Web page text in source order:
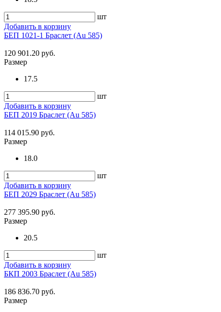
шт
Добавить в корзину
БЕП 1021-1 Браслет (Au 585)
120 901.20 руб.
Размер
17.5
шт
Добавить в корзину
БЕП 2019 Браслет (Au 585)
114 015.90 руб.
Размер
18.0
шт
Добавить в корзину
БЕП 2029 Браслет (Au 585)
277 395.90 руб.
Размер
20.5
шт
Добавить в корзину
БКП 2003 Браслет (Au 585)
186 836.70 руб.
Размер